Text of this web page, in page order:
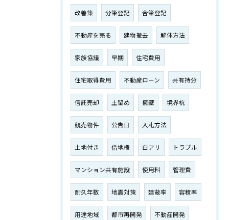
改善策 分筆登記 合筆登記
不動産を売る 建物撤去 解体方法
家族協議 早期 住宅費用
住宅取得費用 不動産ローン 共有持分
信託売却 土留め 擁壁 境界杭
競売物件 公告日 入札方法
土地付き 借地権 白アリ トラブル
マンション共有施設 使用料 管理費
耐久年数 地震対策 建蔽率 容積率
用途地域 都市再開発 不動産開発